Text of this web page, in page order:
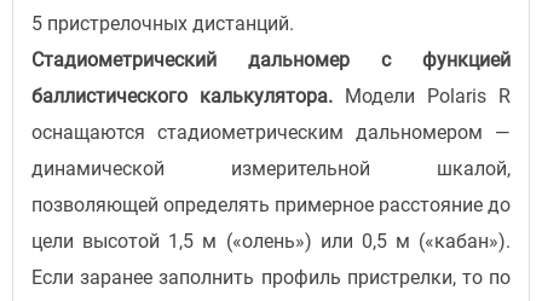
5 пристрелочных дистанций.
Стадиометрический дальномер с функцией
баллистического калькулятора. Модели Polaris R
оснащаются стадиометрическим дальномером —
динамической измерительной шкалой,
позволяющей определять примерное расстояние до
цели высотой 1,5 м («олень») или 0,5 м («кабан»).
Если заранее заполнить профиль пристрелки, то по